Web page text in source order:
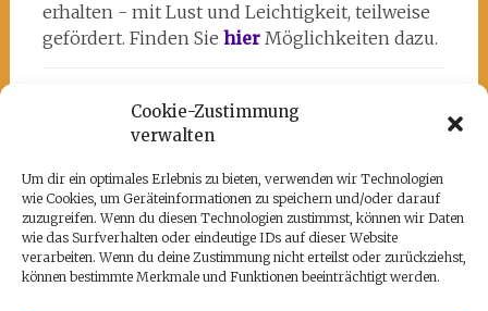
Cookie-Zustimmung
verwalten
Um dir ein optimales Erlebnis zu bieten, verwenden wir Technologien
wie Cookies, um Geräteinformationen zu speichern und/oder darauf
zuzugreifen. Wenn du diesen Technologien zustimmst, können wir Daten
wie das Surfverhalten oder eindeutige IDs auf dieser Website
verarbeiten. Wenn du deine Zustimmung nicht erteilst oder zurückziehst,
können bestimmte Merkmale und Funktionen beeinträchtigt werden.
erhalten - mit Lust und Leichtigkeit, teilweise
gefördert. Finden Sie hier Möglichkeiten dazu.
Unsere Partner
Hier befindet sich das kulturell-kreative und
künstlerische ♥️von Potsdam:www.rz-